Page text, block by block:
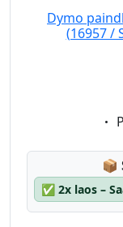
Dymo
(16957 /
📦
✅ 2x laos –